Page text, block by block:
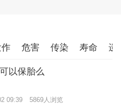
危害 传染 寿命 遗
以保胎么
09:39 5869人浏览